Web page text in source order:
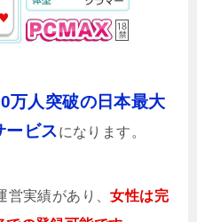
万人突破の日本最大
ービスになります。
営実績があり、女性は完